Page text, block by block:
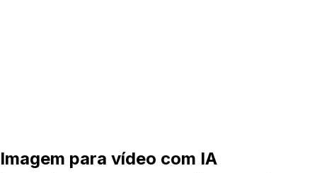
Imagem para vídeo com IA